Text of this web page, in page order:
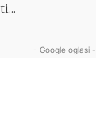
- Google oglasi -